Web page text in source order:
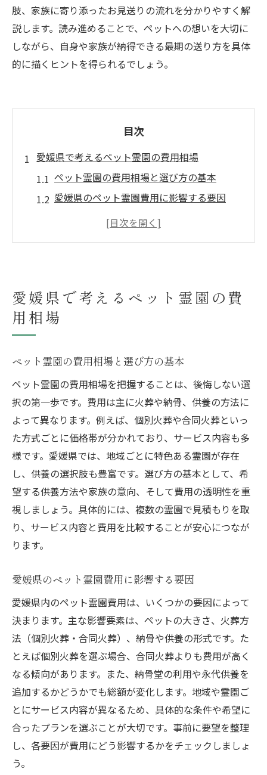
肢、家族に寄り添ったお見送りの流れを分かりやすく解
説します。読み進めることで、ペットへの想いを大切に
しながら、自身や家族が納得できる最期の送り方を具体
的に描くヒントを得られるでしょう。
目次
愛媛県で考えるペット霊園の費用相場
ペット霊園の費用相場と選び方の基本
愛媛県のペット霊園費用に影響する要因
ペット霊園利用前に知りたい費用内訳
ペット霊園の費用と納骨・供養方法の関係
ペット霊園選びに迷ったら知りたいポイント
ペット霊園の評判や口コミの見極め方
家族に合うペット霊園の選択肢と判断方法
ペット霊園の見学で確認したいチェック項
目
供養方法とペット霊園サービス内容の違い
信頼できるペット霊園を見分けるポイント
ペットの魂と供養方法の基礎知識
ペット霊園で供養する意味と魂の考え方
ペット霊園が教える魂の行方と法要習慣
四十九日までのペットの魂の過ごし方
ペット霊園での法要や供養の種類を解説
ペット霊園と自宅供養の違いと選び方
お別れを優しく包む愛媛県の供養の流れ
ペット霊園でのお別れの流れを解説
愛媛県で選ばれる供養方法の特徴
ペット霊園での納骨や法要の手順
家族も安心できるペット霊園の対応力
ペット霊園で供養を行う際のマナー
お見送り後のペット霊園のサポート内容
愛媛県で考えるペット霊園の費
用相場
ペット霊園の費用相場と選び方の基本
ペット霊園の費用相場を把握することは、後悔しない選
択の第一歩です。費用は主に火葬や納骨、供養の方法に
よって異なります。例えば、個別火葬や合同火葬といっ
た方式ごとに価格帯が分かれており、サービス内容も多
様です。愛媛県では、地域ごとに特色ある霊園が存在
し、供養の選択肢も豊富です。選び方の基本として、希
望する供養方法や家族の意向、そして費用の透明性を重
視しましょう。具体的には、複数の霊園で見積もりを取
り、サービス内容と費用を比較することが安心につなが
ります。
愛媛県のペット霊園費用に影響する要因
愛媛県内のペット霊園費用は、いくつかの要因によって
決まります。主な影響要素は、ペットの大きさ、火葬方
法（個別火葬・合同火葬）、納骨や供養の形式です。た
とえば個別火葬を選ぶ場合、合同火葬よりも費用が高く
なる傾向があります。また、納骨堂の利用や永代供養を
追加するかどうかでも総額が変化します。地域や霊園ご
とにサービス内容が異なるため、具体的な条件や希望に
合ったプランを選ぶことが大切です。事前に要望を整理
し、各要因が費用にどう影響するかをチェックしましょ
う。